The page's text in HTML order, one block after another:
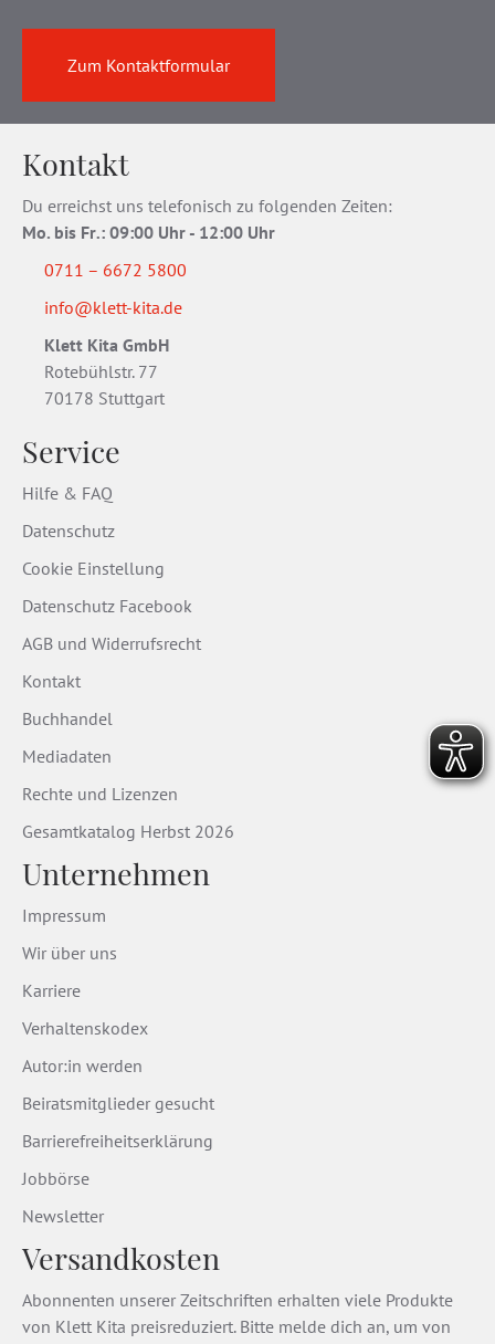
Zum Kontaktformular
Kontakt
Du erreichst uns telefonisch zu folgenden Zeiten:
Mo. bis Fr.: 09:00 Uhr - 12:00 Uhr
0711 – 6672 5800
info@klett-kita.de
Klett Kita GmbH
Rotebühlstr. 77
70178 Stuttgart
Service
Hilfe & FAQ
Datenschutz
Cookie Einstellung
Datenschutz Facebook
AGB und Widerrufsrecht
Kontakt
Buchhandel
Mediadaten
Rechte und Lizenzen
Gesamtkatalog Herbst 2026
Unternehmen
Impressum
Wir über uns
Karriere
Verhaltenskodex
Autor:in werden
Beiratsmitglieder gesucht
Barrierefreiheitserklärung
Jobbörse
Newsletter
Versandkosten
Abonnenten unserer Zeitschriften erhalten viele Produkte
von Klett Kita preisreduziert. Bitte melde dich an, um von